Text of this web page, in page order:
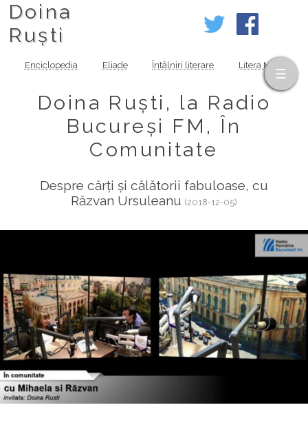
Doina
Ruști
Enciclopedia Eliade Întâlniri literare Litera MOV
Doina Ruști, la Radio
Bucureși FM, În
Comunitate
Despre cărți și călătorii fabuloase, cu
Răzvan Ursuleanu (2018-12-05)